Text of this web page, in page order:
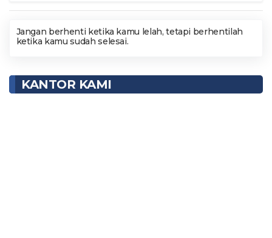
Jangan berhenti ketika kamu lelah, tetapi berhentilah
ketika kamu sudah selesai.
KANTOR KAMI